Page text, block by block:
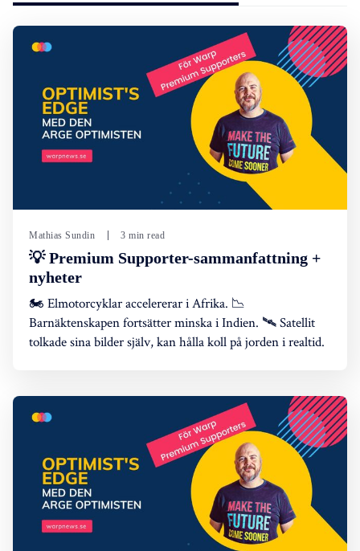
Mathias Sundin 3 min read
💡 Premium Supporter-sammanfattning +
nyheter
🏍️ Elmotorcyklar accelererar i Afrika. 📉
Barnäktenskapen fortsätter minska i Indien. 🛰️ Satellit
tolkade sina bilder själv, kan hålla koll på jorden i realtid.